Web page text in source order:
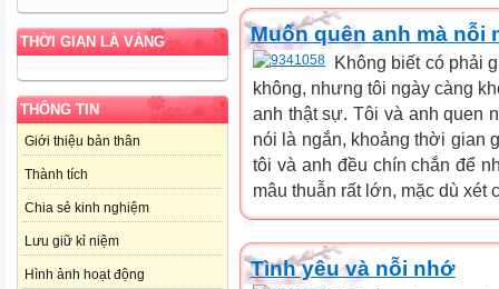
THỜI GIAN LÀ VÀNG
THÔNG TIN
Giới thiệu bản thân
Thành tích
Chia sẻ kinh nghiệm
Lưu giữ kỉ niệm
Hình ảnh hoạt động
Muốn quên anh mà nỗi
Không biết có phải
không, nhưng tôi ngày càng
anh thật sự. Tôi và anh quen
nói là ngắn, khoảng thời gian
tôi và anh đều chín chắn để
mâu thuẫn rất lớn, mặc dù xét
Tình yêu và nỗi nhớ